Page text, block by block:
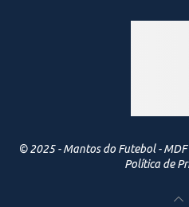
© 2025 - Mantos do Futebol - MDF
Política de